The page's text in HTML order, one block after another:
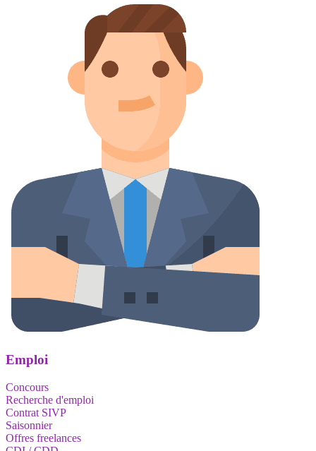
Emploi
Concours
Recherche d'emploi
Contrat SIVP
Saisonnier
Offres freelances